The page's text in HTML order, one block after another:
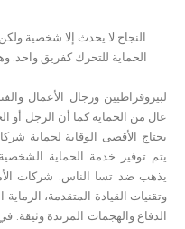
النجاح لا يحدث إلا شخصية
الحماية للتحرك كفريق
لبيروقراطيين ورجال الأعمال
عال من الحماية كما أن الرجل أو
يحتاج الأقصى الوقاية لحماية
يتم توفير خدمة الحماية
يذهب ضد تسا الناس. شركات
وتقنيات القيادة المتقدمة،
الدفاع والهجمات المرتدة وثيقة.